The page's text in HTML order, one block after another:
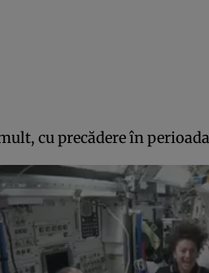
cu precădere în